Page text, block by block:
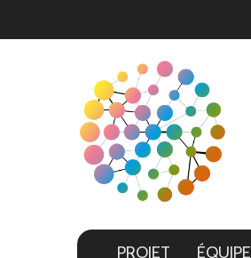
PROJET ÉQUIPE